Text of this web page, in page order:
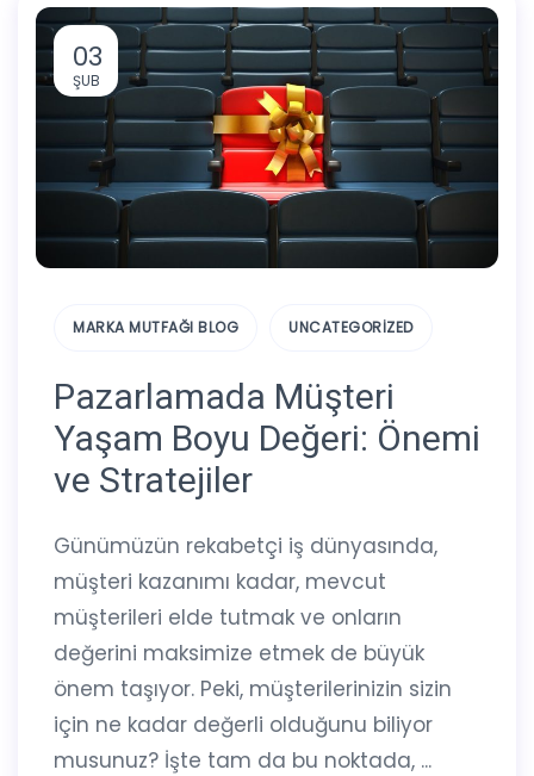
03
ŞUB
MARKA MUTFAĞI BLOG UNCATEGORIZED
Pazarlamada Müşteri
Yaşam Boyu Değeri: Önemi
ve Stratejiler
Günümüzün rekabetçi iş dünyasında,
müşteri kazanımı kadar, mevcut
müşterileri elde tutmak ve onların
değerini maksimize etmek de büyük
önem taşıyor. Peki, müşterilerinizin sizin
için ne kadar değerli olduğunu biliyor
musunuz? İşte tam da bu noktada, ...